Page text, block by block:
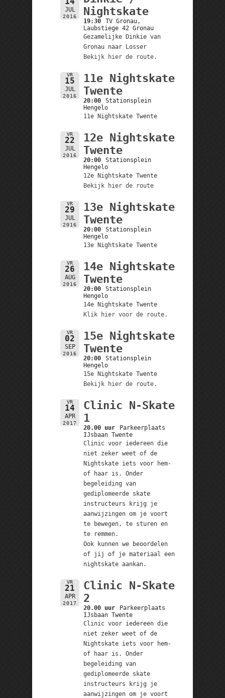
JUL
2016
Nightskate
19:30
TV Gronau,
Laubstiege 42 Gronau
Gezamelijke Dinkie van
Gronau naar Losser
Bekijk hier de route.
VR
15
JUL
2016
11e Nightskate
Twente
20:00
Stationsplein
Hengelo
11e Nightskate Twente
VR
22
JUL
2016
12e Nightskate
Twente
20:00
Stationsplein
Hengelo
12e Nightskate Twente
Bekijk hier de route
VR
29
JUL
2016
13e Nightskate
Twente
20:00
Stationsplein
Hengelo
13e Nightskate Twente
VR
26
AUG
2016
14e Nightskate
Twente
20:00
Stationsplein
Hengelo
14e Nightskate Twente
Klik hier voor de route.
VR
02
SEP
2016
15e Nightskate
Twente
20:00
Stationsplein
Hengelo
15e Nightskate Twente
Bekijk hier de route.
VR
14
APR
2017
Clinic N-Skate
1
20.00 uur
Parkeerplaats
IJsbaan Twente
Clinic voor iedereen die
niet zeker weet of de
Nightskate iets voor hem-
of haar is. Onder
begeleiding van
gediplomeerde skate
instructeurs krijg je
aanwijzingen om je voort
te bewegen, te sturen en
te remmen.
Ook kunnen we beoordelen
of jij of je materiaal een
nightskate aankan.
VR
21
APR
2017
Clinic N-Skate
2
20.00 uur
Parkeerplaats
IJsbaan Twente
Clinic voor iedereen die
niet zeker weet of de
Nightskate iets voor hem-
of haar is. Onder
begeleiding van
gediplomeerde skate
instructeurs krijg je
aanwijzingen om je voort